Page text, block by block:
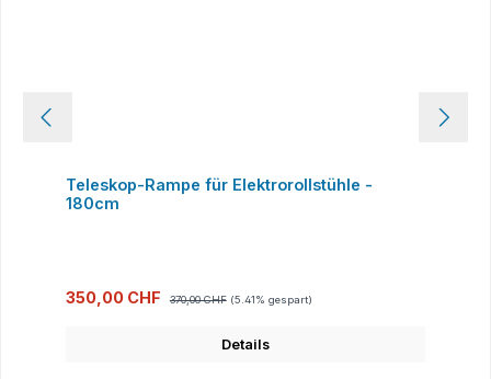
Teleskop-Rampe für Elektrorollstühle -
180cm
Verkaufspreis:
350,00 CHF Regulärer Preis:
370,00 CHF (5.41% gespart)
Details